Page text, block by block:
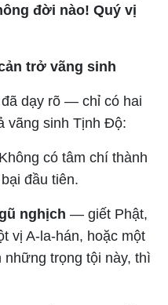
đời nào! Quý vị
trở vãng sinh
dạy rõ — chỉ có hai
vãng sinh Tịnh Độ:
có tâm chí thành
đầu tiên.
nghịch — giết Phật,
vị A-la-hán, hoặc một
trọng tội này, thì